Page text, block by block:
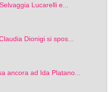
Lucarelli e...
Dionigi si spos...
ancora ad Ida Platano...